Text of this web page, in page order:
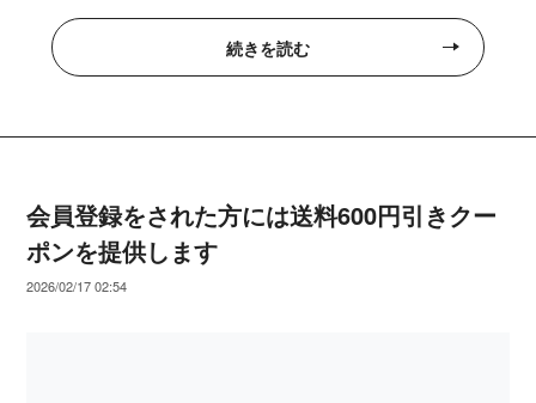
続きを読む
会員登録をされた方には送料600円引きクー
ポンを提供します
2026/02/17 02:54